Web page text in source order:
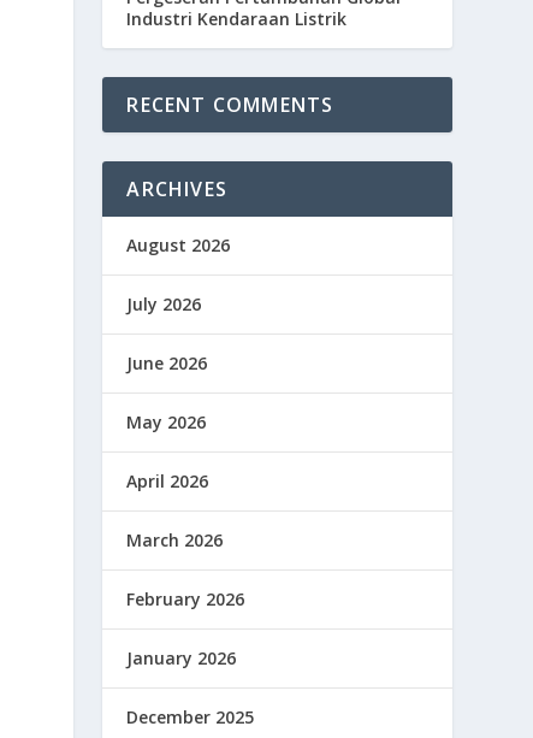
Industri Kendaraan Listrik
RECENT COMMENTS
ARCHIVES
August 2026
July 2026
June 2026
May 2026
April 2026
March 2026
February 2026
January 2026
December 2025